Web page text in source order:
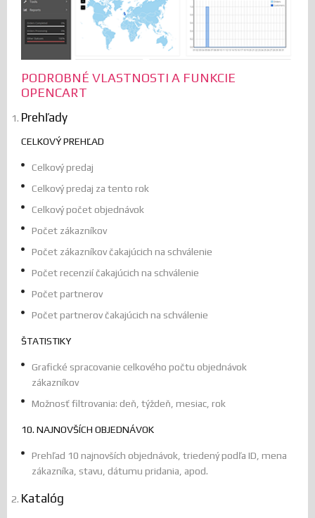
PODROBNÉ VLASTNOSTI A FUNKCIE
OPENCART
Prehľady
CELKOVÝ PREHĽAD
Celkový predaj
Celkový predaj za tento rok
Celkový počet objednávok
Počet zákazníkov
Počet zákazníkov čakajúcich na schválenie
Počet recenzií čakajúcich na schválenie
Počet partnerov
Počet partnerov čakajúcich na schválenie
ŠTATISTIKY
Grafické spracovanie celkového počtu objednávok
zákazníkov
Možnosť filtrovania: deň, týždeň, mesiac, rok
10. NAJNOVŠÍCH OBJEDNÁVOK
Prehľad 10 najnovších objednávok, triedený podľa ID, mena
zákazníka, stavu, dátumu pridania, apod.
Katalóg